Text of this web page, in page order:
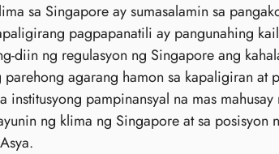
sa Singapore ay sumasalamin sa
pagpapanatili ay pangunahing
diin ng regulasyon ng Singapore ang
agarang hamon sa kapaligiran at
pampinansyal na mas
ng klima ng Singapore at sa posisyon